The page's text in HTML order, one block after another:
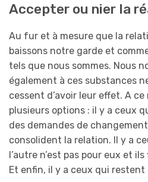
Accepter ou nier la
Au fur et à mesure que la
baissons notre garde et
tels que nous sommes. Nous
également à ces substances
cessent d’avoir leur effet. A
plusieurs options : il y a ceux
des demandes de
consolident la relation. Il y a
l’autre n’est pas pour eux et
Et enfin, il y a ceux qui